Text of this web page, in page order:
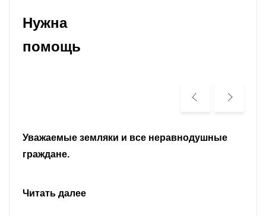
Нужна
помощь
Уважаемые земляки и все неравнодушные
граждане.
Читать далее